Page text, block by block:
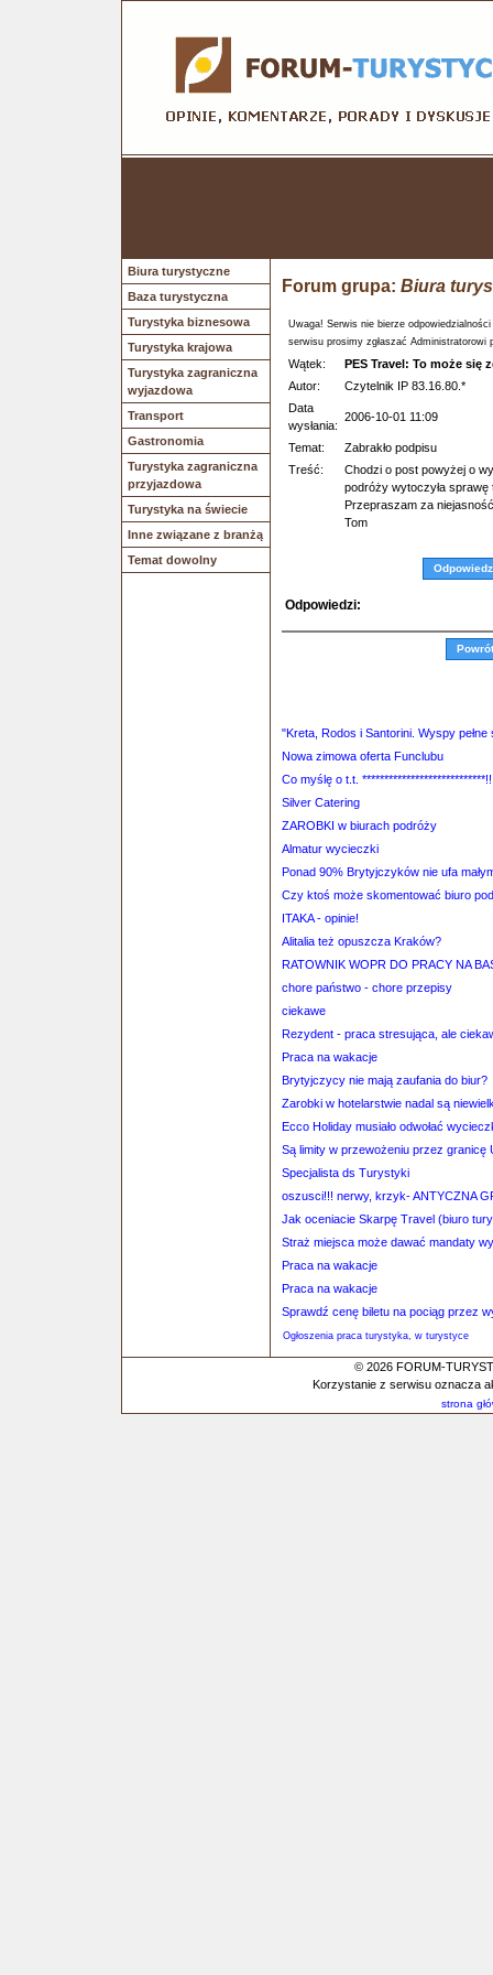
Biura turystyczne
Baza turystyczna
Turystyka biznesowa
Turystyka krajowa
Turystyka zagraniczna
wyjazdowa
Transport
Gastronomia
Turystyka zagraniczna
przyjazdowa
Turystyka na świecie
Inne związane z branżą
Temat dowolny
Forum grupa: Biura
Uwaga! Serwis nie bierze
serwisu prosimy zgłaszać Administratorowi
Wątek:
PES Travel: To może się
Autor:
Czytelnik IP 83.16.80.*
Data
wysłania:
2006-10-01 11:09
Temat:
Zabrakło podpisu
Treść:
Chodzi o post powyżej o
podróży wytoczyła sprawę
Przepraszam za
Tom
Odpowiedz
Odpowiedzi:
"Kreta, Rodos i Santorini. Wyspy
Nowa zimowa oferta Funclubu
Co myślę o t.t.
Silver Catering
ZAROBKI w biurach podróży
Almatur wycieczki
Ponad 90% Brytyjczyków nie ufa
Czy ktoś może skomentować biuro
ITAKA - opinie!
Alitalia też opuszcza Kraków?
RATOWNIK WOPR DO PRACY NA
chore państwo - chore przepisy
ciekawe
Rezydent - praca stresująca, ale
Praca na wakacje
Brytyjczycy nie mają zaufania do biur?
Zarobki w hotelarstwie nadal są
Ecco Holiday musiało odwołać
Są limity w przewożeniu przez granicę
Specjalista ds Turystyki
oszusci!!! nerwy, krzyk- ANTYCZNA
Jak oceniacie Skarpę Travel (biuro
Straż miejsca może dawać mandaty
Praca na wakacje
Praca na wakacje
Sprawdź cenę biletu na pociąg przez
Ogłoszenia praca turystyka, w turystyce
© 2026 FORUM-
Korzystanie z serwisu oznacza
strona